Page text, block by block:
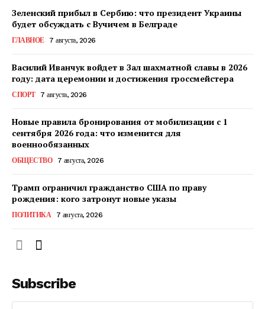
Зеленский прибыл в Сербию: что президент Украины
будет обсуждать с Вучичем в Белграде
ГЛАВНОЕ 7 августа, 2026
Василий Иванчук войдет в Зал шахматной славы в 2026
году: дата церемонии и достижения гроссмейстера
СПОРТ 7 августа, 2026
Новые правила бронирования от мобилизации с 1
сентября 2026 года: что изменится для
военнообязанных
ОБЩЕСТВО 7 августа, 2026
Трамп ограничил гражданство США по праву
рождения: кого затронут новые указы
ПОЛИТИКА 7 августа, 2026
Subscribe